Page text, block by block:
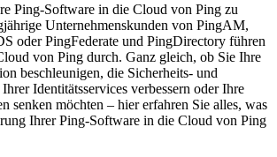
Ping-Software in die Cloud von Ping zu
Unternehmenskunden von PingAM,
oder PingFederate und PingDirectory führen
von Ping durch. Ganz gleich, ob Sie Ihre
beschleunigen, die Sicherheits- und
Identitätsservices verbessern oder Ihre
senken möchten – hier erfahren Sie alles, was
Ihrer Ping-Software in die Cloud von Ping